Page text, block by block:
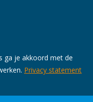
ga je akkoord met de
Privacy statement